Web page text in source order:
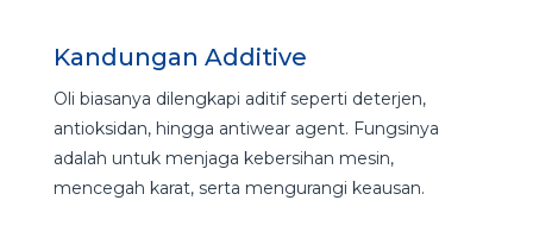
Kandungan Additive
Oli biasanya dilengkapi aditif seperti deterjen,
antioksidan, hingga antiwear agent. Fungsinya
adalah untuk menjaga kebersihan mesin,
mencegah karat, serta mengurangi keausan.